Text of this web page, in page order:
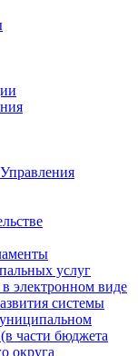
услуг
электронном виде
системы
части бюджета
округа